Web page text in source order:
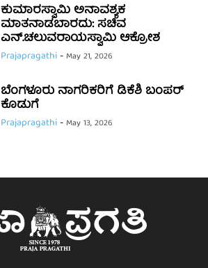
ಕುಮಾರಸ್ವಾಮಿ ಅನಾವಶ್ಯಕ
ಮಾತನಾಡಬಾರದು: ಸಚಿವ
ಎನ್.ಚಲುವರಾಯಸ್ವಾಮಿ ಆಕ್ರೋಶ
Prajapragathi- May 21, 2026
ಬೆಂಗಳೂರು ನಾಗರಿಕರಿಗೆ ಡಿಕೆಶಿ ಬಂಪರ್
ಕೊಡುಗೆ
Prajapragathi- May 13, 2026